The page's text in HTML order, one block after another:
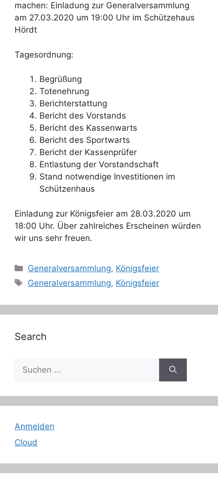
machen: Einladung zur Generalversammlung
am 27.03.2020 um 19:00 Uhr im Schützehaus
Hördt
Tagesordnung:
Begrüßung
Totenehrung
Berichterstattung
Bericht des Vorstands
Bericht des Kassenwarts
Bericht des Sportwarts
Bericht der Kassenprüfer
Entlastung der Vorstandschaft
Stand notwendige Investitionen im
Schützenhaus
Einladung zur Königsfeier am 28.03.2020 um
18:00 Uhr. Über zahlreiches Erscheinen würden
wir uns sehr freuen.
Kategorien
Generalversammlung, Königsfeier
Schlagwörter
Generalversammlung, Königsfeier
Search
nach:
Anmelden
Cloud